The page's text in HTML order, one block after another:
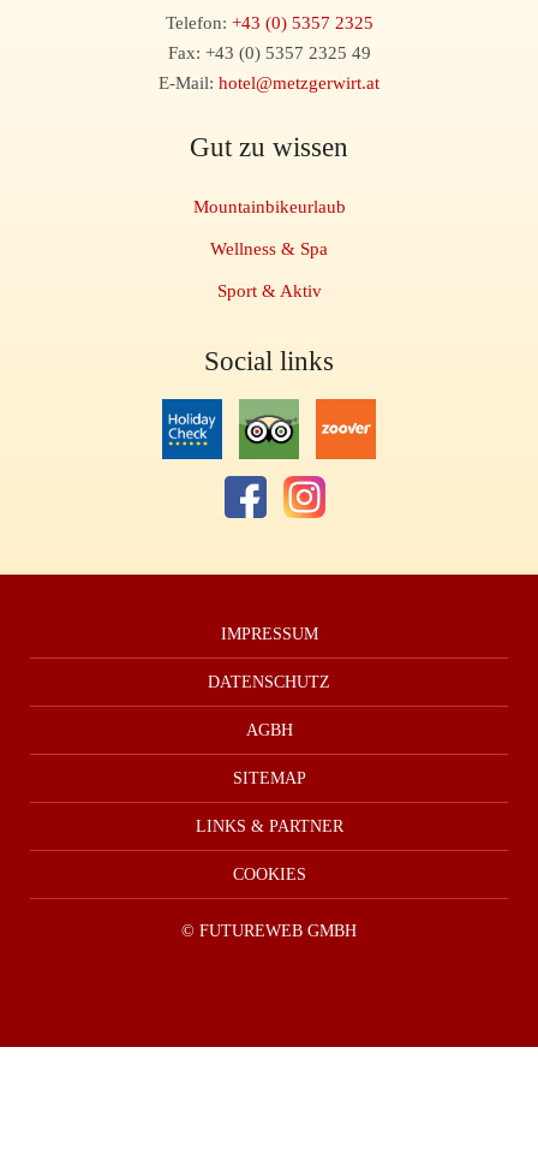
Telefon: +43 (0) 5357 2325
Fax: +43 (0) 5357 2325 49
E-Mail: hotel@metzgerwirt.at
Gut zu wissen
Mountainbikeurlaub
Wellness & Spa
Sport & Aktiv
Social links
IMPRESSUM
DATENSCHUTZ
AGBH
SITEMAP
LINKS & PARTNER
COOKIES
© FUTUREWEB GMBH